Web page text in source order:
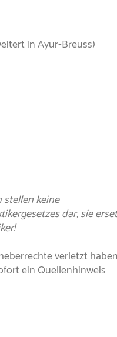
in Ayur-Breuss)
keine
dar, sie
verletzt
ein Quellenhinweis